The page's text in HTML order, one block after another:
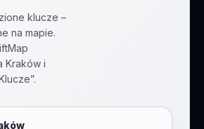
klucze –
na mapie.
Kraków i